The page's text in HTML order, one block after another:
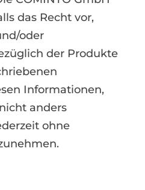
das Recht vor,
oder
der Produkte
Informationen,
anders
ohne